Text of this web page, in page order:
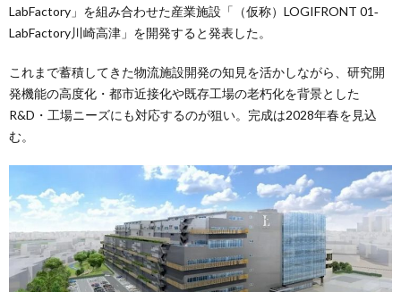
LabFactory」を組み合わせた産業施設「（仮称）LOGIFRONT 01‐
LabFactory川崎高津」を開発すると発表した。
これまで蓄積してきた物流施設開発の知見を活かしながら、研究開
発機能の高度化・都市近接化や既存工場の老朽化を背景とした
R&D・工場ニーズにも対応するのが狙い。完成は2028年春を見込
む。